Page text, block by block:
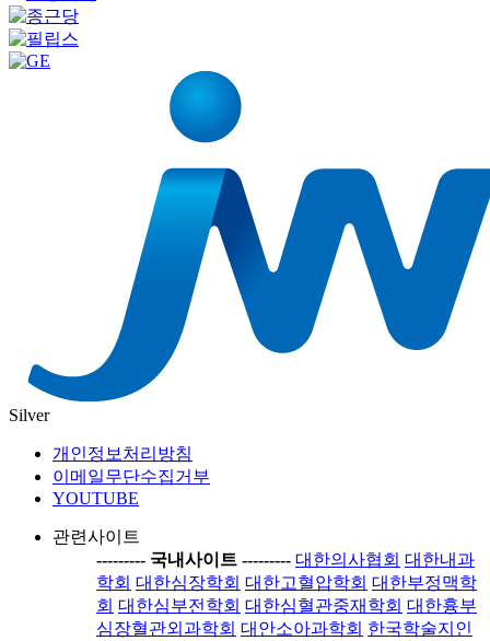
Silver
개인정보처리방침
이메일무단수집거부
YOUTUBE
관련사이트
--------- 국내사이트 --------- 대한의사협회 대한내과
학회 대한심장학회 대한고혈압학회 대한부정맥학
회 대한심부전학회 대한심혈관중재학회 대한흉부
심장혈관외과학회 대안소아과학회 한국학술지인